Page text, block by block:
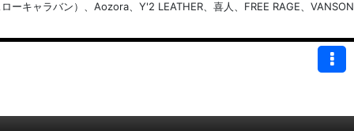
キャラバン）、Aozora、Y'2 LEATHER、喜人、FREE RAGE、VANSON